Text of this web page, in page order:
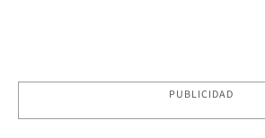
PUBLICIDAD